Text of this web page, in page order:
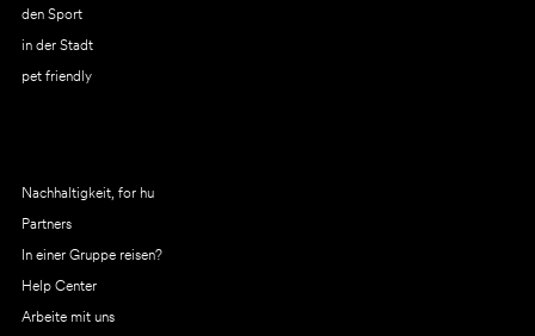
den Sport
in der Stadt
pet friendly
Nachhaltigkeit, for hu
Partners
In einer Gruppe reisen?
Help Center
Arbeite mit uns